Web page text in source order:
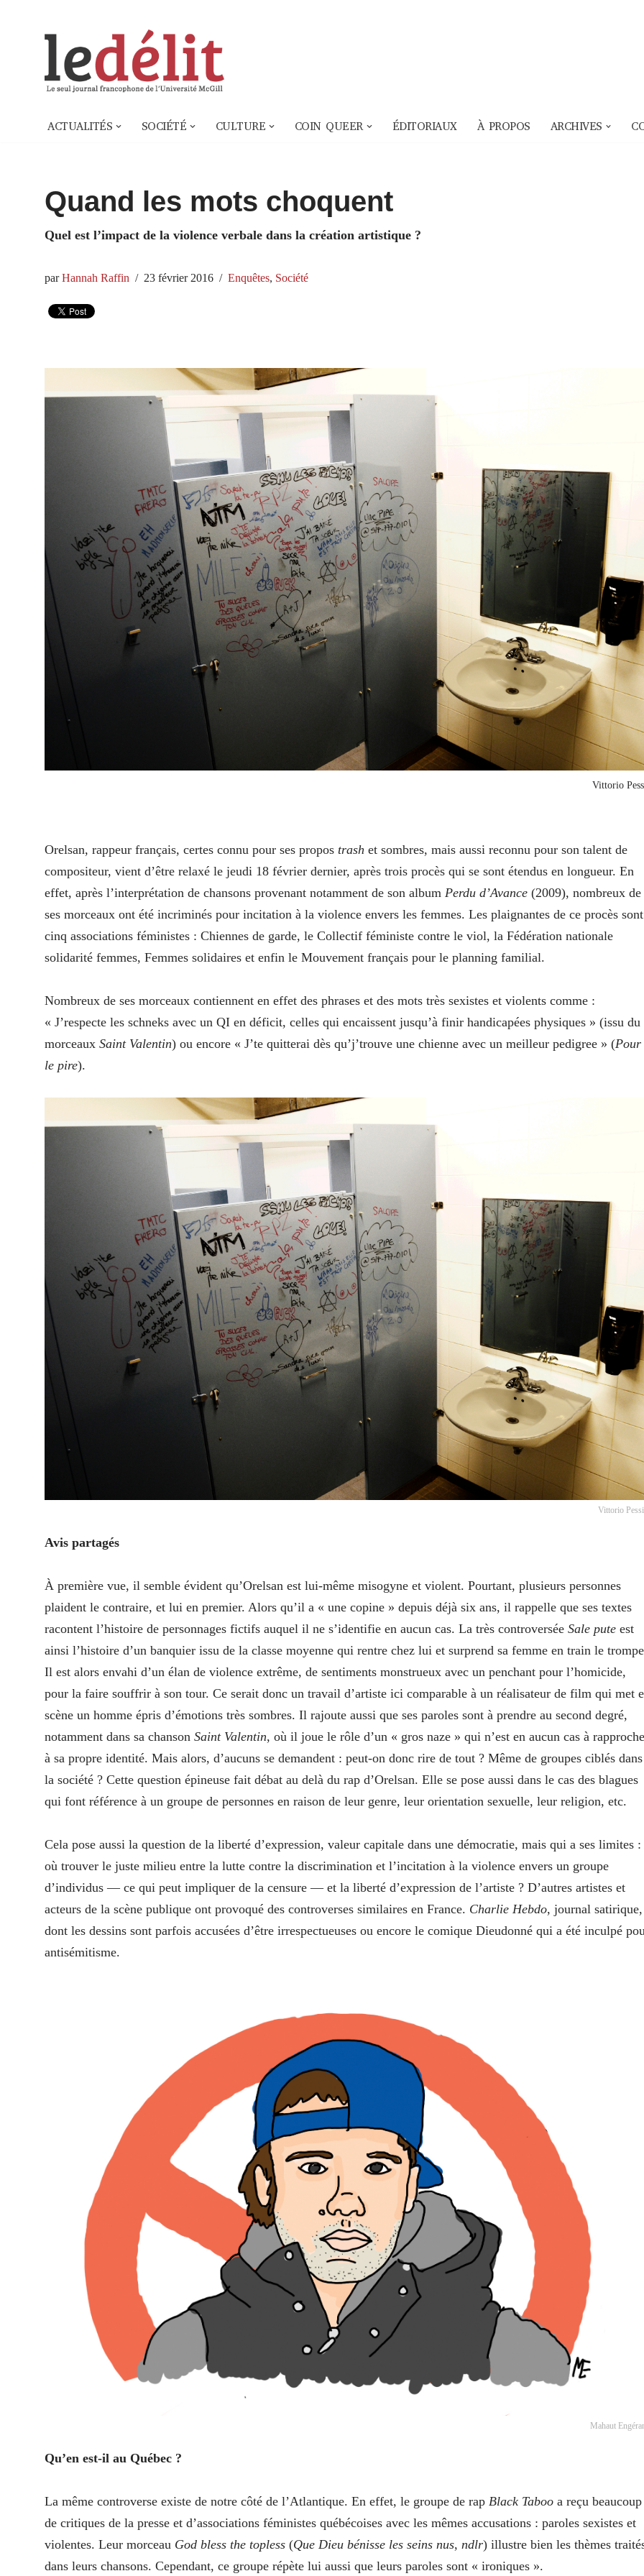
ACTUALITÉS SOCIÉTÉ CULTURE COIN QUEER ÉDITORIAUX À PROPOS ARCHIVES
Quand les mots choquent
Quel est l’impact de la violence verbale dans la création artistique ?
parHannah Raffin 23 février 2016 Enquêtes, Société
Vittorio
Orelsan, rappeur français, certes connu pour ses propos trash et sombres, mais aussi reconnu pour son talent de
compositeur, vient d’être relaxé le jeudi 18 février dernier, après trois procès qui se sont étendus en longueur. En
effet, après l’interprétation de chansons provenant notamment de son album Perdu d’Avance (2009), nombreux de
ses morceaux ont été incriminés pour incitation à la violence envers les femmes. Les plaignantes de ce procès sont
cinq associations féministes : Chiennes de garde, le Collectif féministe contre le viol, la Fédération nationale
solidarité femmes, Femmes solidaires et enfin le Mouvement français pour le planning familial.
Nombreux de ses morceaux contiennent en effet des phrases et des mots très sexistes et violents comme :
« J’respecte les schneks avec un QI en déficit, celles qui encaissent jusqu’à finir handicapées physiques » (issu du
morceaux Saint Valentin) ou encore « J’te quitterai dès qu’j’trouve une chienne avec un meilleur pedigree » (Pour
le pire).
Vittorio
Avis partagés
À première vue, il semble évident qu’Orelsan est lui-même misogyne et violent. Pourtant, plusieurs personnes
plaident le contraire, et lui en premier. Alors qu’il a « une copine » depuis déjà six ans, il rappelle que ses textes
racontent l’histoire de personnages fictifs auquel il ne s’identifie en aucun cas. La très controversée Sale pute est
ainsi l’histoire d’un banquier issu de la classe moyenne qui rentre chez lui et surprend sa femme en train le
Il est alors envahi d’un élan de violence extrême, de sentiments monstrueux avec un penchant pour l’homicide,
pour la faire souffrir à son tour. Ce serait donc un travail d’artiste ici comparable à un réalisateur de film qui met
scène un homme épris d’émotions très sombres. Il rajoute aussi que ses paroles sont à prendre au second degré,
notamment dans sa chanson Saint Valentin, où il joue le rôle d’un « gros naze » qui n’est en aucun cas à
à sa propre identité. Mais alors, d’aucuns se demandent : peut-on donc rire de tout ? Même de groupes ciblés dans
la société ? Cette question épineuse fait débat au delà du rap d’Orelsan. Elle se pose aussi dans le cas des blagues
qui font référence à un groupe de personnes en raison de leur genre, leur orientation sexuelle, leur religion, etc.
Cela pose aussi la question de la liberté d’expression, valeur capitale dans une démocratie, mais qui a ses limites :
où trouver le juste milieu entre la lutte contre la discrimination et l’incitation à la violence envers un groupe
d’individus — ce qui peut impliquer de la censure — et la liberté d’expression de l’artiste ? D’autres artistes et
acteurs de la scène publique ont provoqué des controverses similaires en France. Charlie Hebdo, journal satirique,
dont les dessins sont parfois accusées d’être irrespectueuses ou encore le comique Dieudonné qui a été inculpé
antisémitisme.
Mahaut
Qu’en est-il au Québec ?
La même controverse existe de notre côté de l’Atlantique. En effet, le groupe de rap Black Taboo a reçu beaucoup
de critiques de la presse et d’associations féministes québécoises avec les mêmes accusations : paroles sexistes et
violentes. Leur morceau God bless the topless (Que Dieu bénisse les seins nus, ndlr) illustre bien les thèmes
dans leurs chansons. Cependant, ce groupe répète lui aussi que leurs paroles sont « ironiques ».